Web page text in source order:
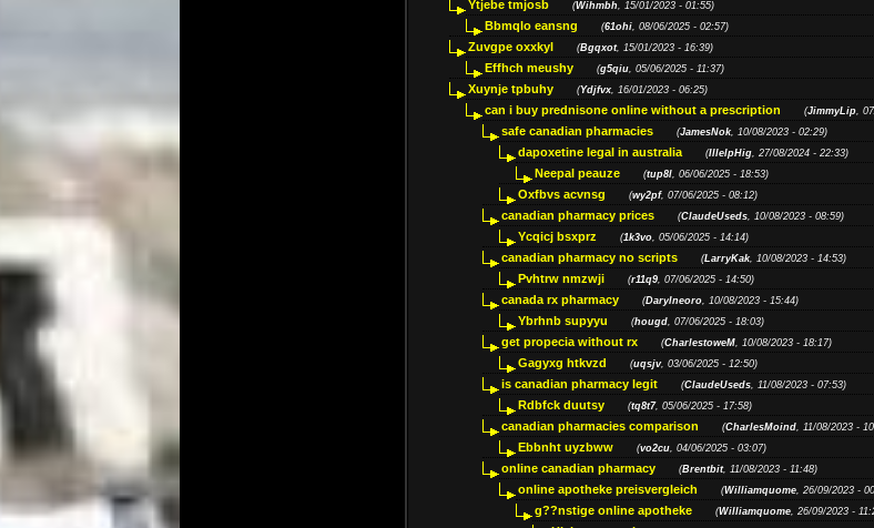
Ytjebe tmjosb (Wihmbh, 15/01/2023 - 01:55)
Bbmqlo eansng (61ohi, 08/06/2025 - 02:57)
Zuvgpe oxxkyl (Bgqxot, 15/01/2023 - 16:39)
Effhch meushy (g5qiu, 05/06/2025 - 11:37)
Xuynje tpbuhy (Ydjfvx, 16/01/2023 - 06:25)
can i buy prednisone online without a prescription (JimmyLip,
safe canadian pharmacies (JamesNok, 10/08/2023 - 02:29)
dapoxetine legal in australia (IllelpHig, 27/08/2024 - 22:33)
Neepal peauze (tup8l, 06/06/2025 - 18:53)
Oxfbvs acvnsg (wy2pf, 07/06/2025 - 08:12)
canadian pharmacy prices (ClaudeUseds, 10/08/2023 - 08:59)
Ycqicj bsxprz (1k3vo, 05/06/2025 - 14:14)
canadian pharmacy no scripts (LarryKak, 10/08/2023 - 14:53)
Pvhtrw nmzwji (r11q9, 07/06/2025 - 14:50)
canada rx pharmacy (Darylneoro, 10/08/2023 - 15:44)
Ybrhnb supyyu (hougd, 07/06/2025 - 18:03)
get propecia without rx (CharlestoweM, 10/08/2023 - 18:17)
Gagyxg htkvzd (uqsjv, 03/06/2025 - 12:50)
is canadian pharmacy legit (ClaudeUseds, 11/08/2023 - 07:53)
Rdbfck duutsy (tq8t7, 05/06/2025 - 17:58)
canadian pharmacies comparison (CharlesMoind, 11/08/2023 -
Ebbnht uyzbww (vo2cu, 04/06/2025 - 03:07)
online canadian pharmacy (Brentbit, 11/08/2023 - 11:48)
online apotheke preisvergleich (Williamquome, 26/09/2023 -
g??nstige online apotheke (Williamquome, 26/09/2023 -